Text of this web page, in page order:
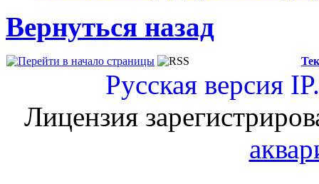
Вернуться назад
Русская версия
Лицензия